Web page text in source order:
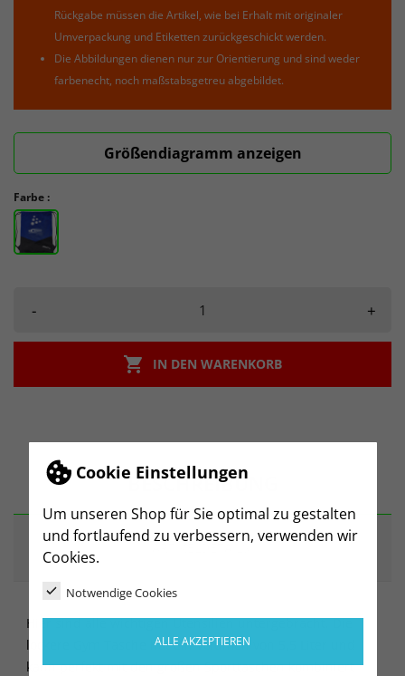
Cookie Einstellungen
Um unseren Shop für Sie optimal zu gestalten
und fortlaufend zu verbessern, verwenden wir
Cookies.
Notwendige Cookies
ALLE AKZEPTIEREN
Rückgabe müssen die Artikel, wie bei Erhalt mit originaler
Umverpackung und Etiketten zurückgeschickt werden.
Die Abbildungen dienen nur zur Orientierung und sind weder
farbenecht, noch maßstabsgetreu abgebildet.
Größendiagramm anzeigen
Farbe :
- +
 IN DEN WARENKORB
BESCHREIBUNG
Hier sind alle wichtigen Utensilien untergebracht. Die
lockere Gym Tasche hat ein Volumen von 5,5 Liter und
kann perfekt mit den großen Sporttaschen kombiniert